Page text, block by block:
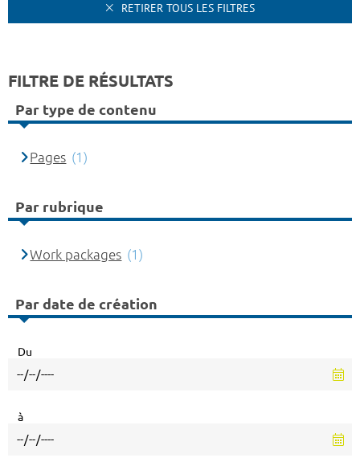
RETIRER TOUS LES FILTRES
FILTRE DE RÉSULTATS
Par type de contenu
Pages (1)
Par rubrique
Work packages (1)
Par date de création
Du
à